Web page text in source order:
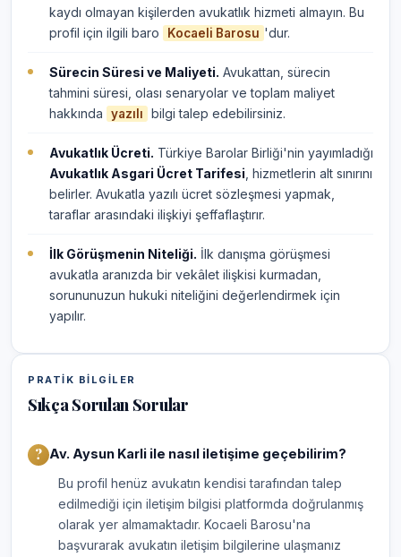
kaydı olmayan kişilerden avukatlık hizmeti almayın. Bu
profil için ilgili baro
Kocaeli Barosu 'dur.
Sürecin Süresi ve Maliyeti. Avukattan, sürecin
tahmini süresi, olası senaryolar ve toplam maliyet
hakkında
yazılı bilgi talep edebilirsiniz.
Avukatlık Ücreti. Türkiye Barolar Birliği'nin yayımladığı
Avukatlık Asgari Ücret Tarifesi , hizmetlerin alt sınırını
belirler. Avukatla yazılı ücret sözleşmesi yapmak,
taraflar arasındaki ilişkiyi şeffaflaştırır.
İlk Görüşmenin Niteliği. İlk danışma görüşmesi
avukatla aranızda bir vekâlet ilişkisi kurmadan,
sorununuzun hukuki niteliğini değerlendirmek için
yapılır.
PRATIK BILGILER
Sıkça Sorulan Sorular
Av. Aysun Karli ile nasıl iletişime geçebilirim?
Bu profil henüz avukatın kendisi tarafından talep
edilmediği için iletişim bilgisi platformda doğrulanmış
olarak yer almamaktadır. Kocaeli Barosu'na
başvurarak avukatın iletişim bilgilerine ulaşmanız